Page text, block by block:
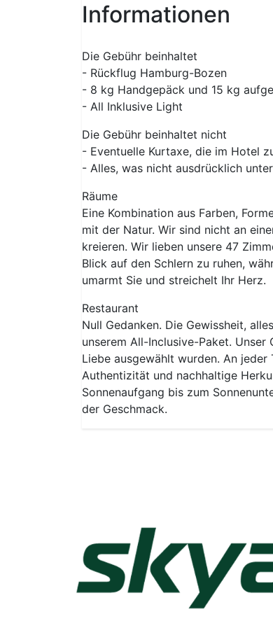
Informationen
Die Gebühr beinhaltet
- Rückflug Hamburg-Bozen
- 8 kg Handgepäck und 15 kg
- All Inklusive Light
Die Gebühr beinhaltet nicht
- Eventuelle Kurtaxe, die im Hotel
- Alles, was nicht ausdrücklich
Räume
Eine Kombination aus Farben,
mit der Natur. Wir sind nicht an
kreieren. Wir lieben unsere 47
Blick auf den Schlern zu ruhen,
umarmt Sie und streichelt Ihr Herz.
Restaurant
Null Gedanken. Die Gewissheit,
unserem All-Inclusive-Paket.
Liebe ausgewählt wurden. An
Authentizität und nachhaltige
Sonnenaufgang bis zum
der Geschmack.